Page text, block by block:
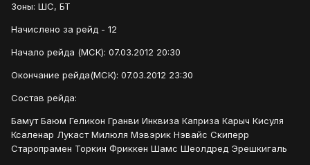
Зоны: ШС, БТ
Начислено за рейд - 12
Начало рейда (МСК): 07.03.2012 20:30
Окончание рейда(МСК): 07.03.2012 23:30
Состав рейда:
Бамут Баюм Геликон Гранви Инквиза Каприза Карыч Кисуля
Ксаленар Лукаст Милюля Мэвэрик Нэвайс Скиперр
Старопрамен Торкин Фриккен Шамс Шеолдред Эрешкигаль